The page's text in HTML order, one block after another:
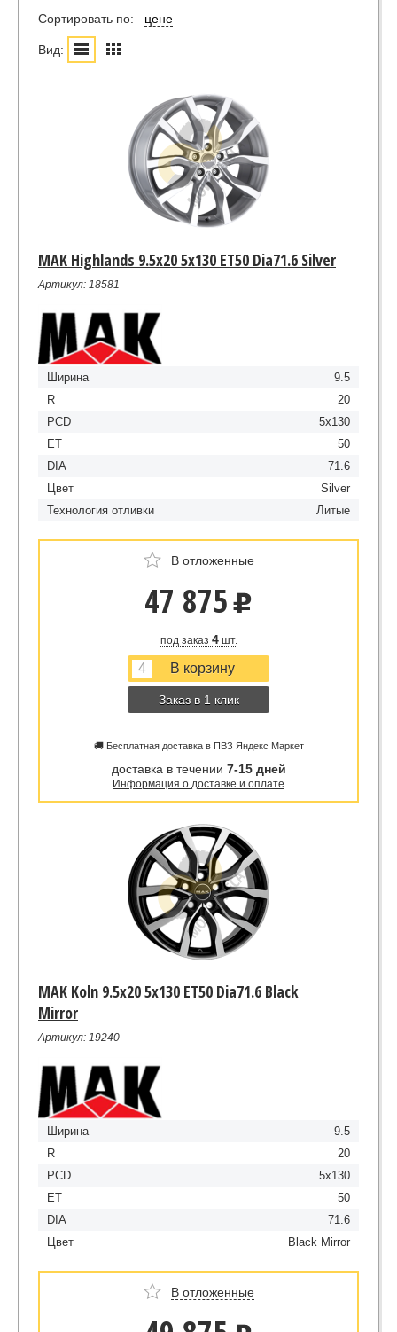
Сортировать по: цене
Вид:
MAK Highlands 9.5x20 5x130 ET50 Dia71.6 Silver
Артикул: 18581
Ширина
9.5
R
20
PCD
5x130
ET
50
DIA
71.6
Цвет
Silver
Технология отливки
Литые
В отложенные
47 875 u
под заказ 4шт.
Заказ в 1 клик
🚚 Бесплатная доставка в ПВЗ Яндекс Маркет
доставка в течении 7-15 дней
Информация о доставке и оплате
MAK Koln 9.5x20 5x130 ET50 Dia71.6 Black
Mirror
Артикул: 19240
Ширина
9.5
R
20
PCD
5x130
ET
50
DIA
71.6
Цвет
Black Mirror
В отложенные